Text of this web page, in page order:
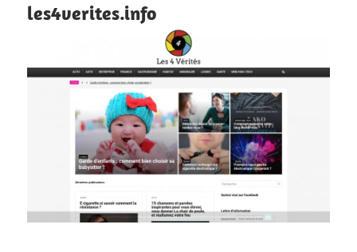
les4verites.info